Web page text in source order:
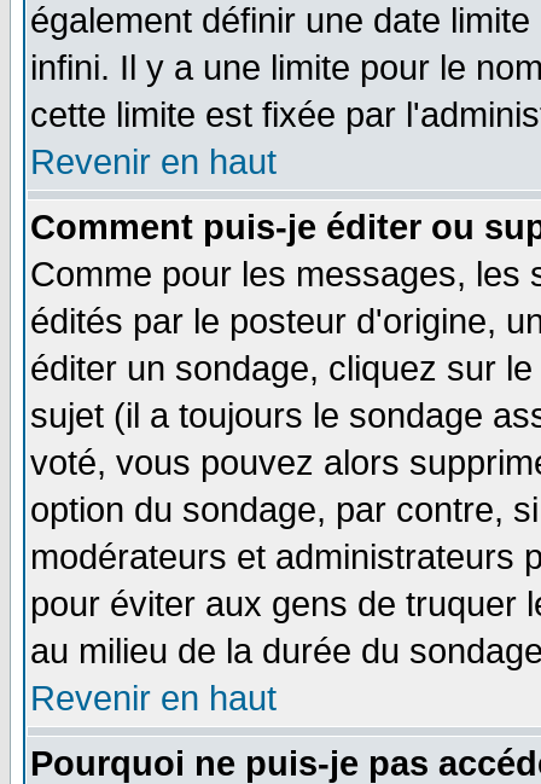
également définir une date
infini. Il y a une limite pour le
cette limite est fixée par
Revenir en haut
Comment puis-je éditer ou
Comme pour les messages, les
édités par le posteur d'origine,
éditer un sondage, cliquez sur
sujet (il a toujours le sondage
voté, vous pouvez alors
option du sondage, par contre,
modérateurs et administrateurs
pour éviter aux gens de truquer
au milieu de la durée du
Revenir en haut
Pourquoi ne puis-je pas